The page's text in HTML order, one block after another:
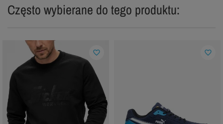
Często wybierane do tego produktu:
favorite_border favorite_border